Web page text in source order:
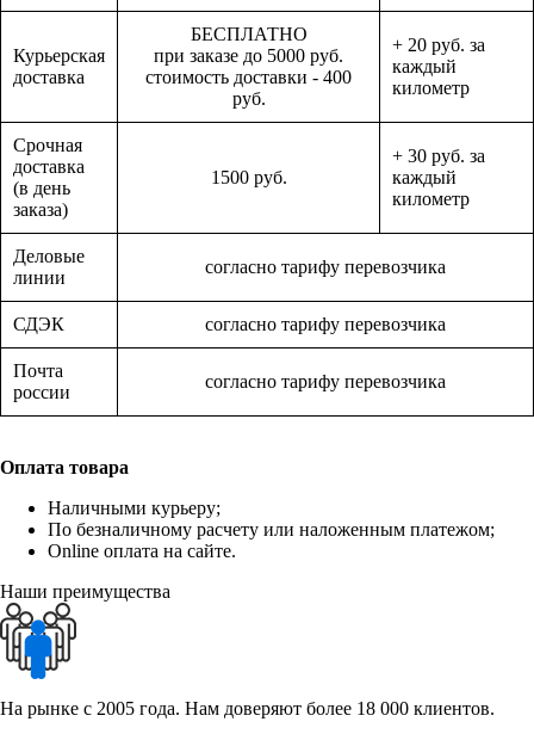
Курьерская
доставка
БЕСПЛАТНО
при заказе до 5000 руб.
стоимость доставки - 400
руб.
+ 20 руб. за
каждый
километр
Срочная
доставка
(в день
заказа)
1500 руб.
+ 30 руб. за
каждый
километр
Деловые
линии
согласно тарифу перевозчика
СДЭК согласно тарифу перевозчика
Почта
россии
согласно тарифу перевозчика
Оплата товара
Наличными курьеру;
По безналичному расчету или наложенным платежом;
Online оплата на сайте.
Наши преимущества
На рынке с 2005 года. Нам доверяют более 18 000 клиентов.